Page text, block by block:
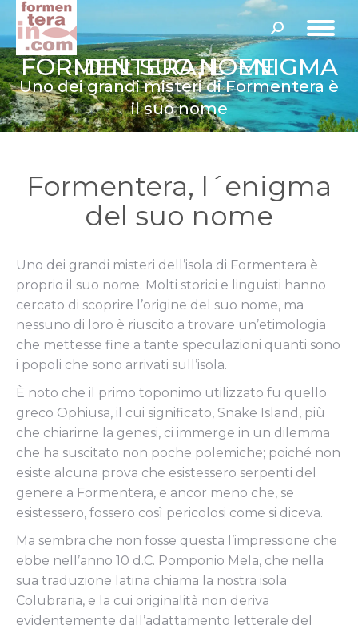
Cerca:
FORMENTERA, L´ENIGMA DEL SUO NOME
Uno dei grandi misteri di Formentera è
il suo nome
Formentera, l´enigma
del suo nome
Uno dei grandi misteri dell’isola di Formentera è
proprio il suo nome. Molti storici e linguisti hanno
cercato di scoprire l’origine del suo nome, ma
nessuno di loro è riuscito a trovare un’etimologia
che mettesse fine a tante speculazioni quanti sono
i popoli che sono arrivati ​​sull’isola.
È noto che il primo toponimo utilizzato fu quello
greco Ophiusa, il cui significato, Snake Island, più
che chiarirne la genesi, ci immerge in un dilemma
che ha suscitato non poche polemiche; poiché non
esiste alcuna prova che esistessero serpenti del
genere a Formentera, e ancor meno che, se
esistessero, fossero così pericolosi come si diceva.
Ma sembra che non fosse questa l’impressione che
ebbe nell’anno 10 d.C. Pomponio Mela, che nella
sua traduzione latina chiama la nostra isola
Colubraria, e la cui originalità non deriva
evidentemente dall’adattamento letterale del